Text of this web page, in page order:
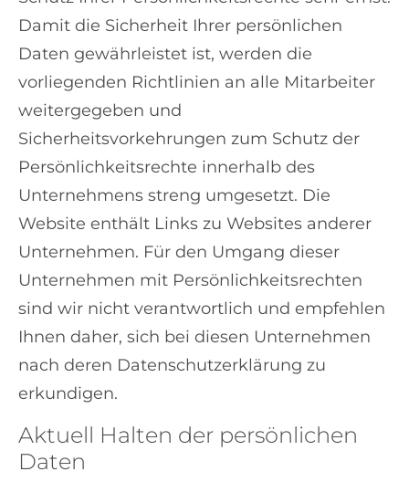
Damit die Sicherheit Ihrer persönlichen
Daten gewährleistet ist, werden die
vorliegenden Richtlinien an alle Mitarbeiter
weitergegeben und
Sicherheitsvorkehrungen zum Schutz der
Persönlichkeitsrechte innerhalb des
Unternehmens streng umgesetzt. Die
Website enthält Links zu Websites anderer
Unternehmen. Für den Umgang dieser
Unternehmen mit Persönlichkeitsrechten
sind wir nicht verantwortlich und empfehlen
Ihnen daher, sich bei diesen Unternehmen
nach deren Datenschutzerklärung zu
erkundigen.
Aktuell Halten der persönlichen
Daten